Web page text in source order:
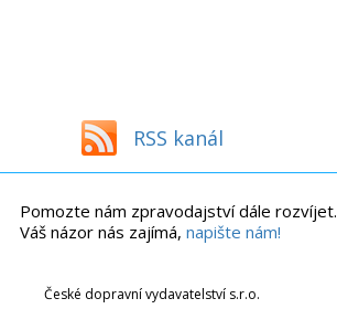
RSS kanál
Pomozte nám zpravodajství dále rozvíjet.
Váš názor nás zajímá, napište nám!
České dopravní vydavatelství s.r.o.